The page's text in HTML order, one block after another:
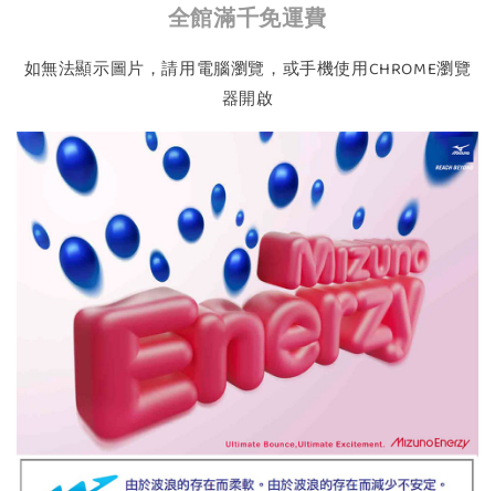
全館滿千免運費
如無法顯示圖片，請用電腦瀏覽，或手機使用CHROME瀏覽
器開啟